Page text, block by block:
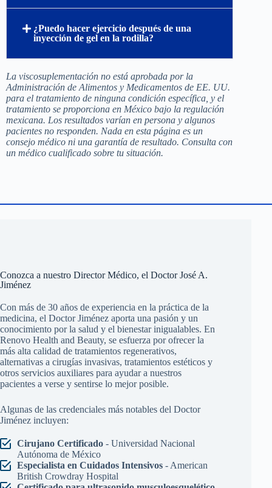
¿Puedo hacer ejercicio después de una
inyección de gel en la rodilla?
La viscosuplementación no está aprobada por la
Administración de Alimentos y Medicamentos de EE. UU.
para el tratamiento de ninguna condición específica, y el
tratamiento se proporciona en México bajo la regulación
mexicana. Los resultados varían en persona y algunos
pacientes no responden. Nada en esta página es un
consejo médico ni una garantía de resultado. Consulta con
un médico cualificado sobre tu situación.
Conozca a nuestro Director Médico, el Doctor José A.
Jiménez
Con más de 30 años de experiencia en la práctica de la
medicina, el Doctor Jiménez aporta una pasión y un
conocimiento por la salud y el bienestar inigualables. En
Renovo Health and Beauty, se esfuerza por ofrecer la
más alta calidad de tratamientos regenerativos,
alternativas a cirugías invasivas, tratamientos estéticos y
otros servicios auxiliares para ayudar a nuestros
pacientes a verse y sentirse lo mejor posible.
Algunas de las credenciales más notables del Doctor
Jiménez incluyen:
Cirujano Certificado- Universidad Nacional
Autónoma de México
Especialista en Cuidados Intensivos- American
British Crowdray Hospital